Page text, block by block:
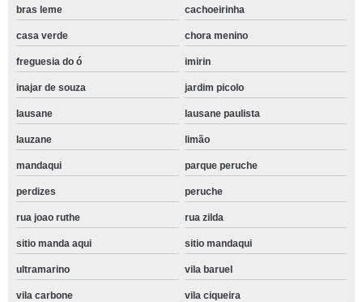
bras leme cachoeirinha
casa verde chora menino
freguesia do ó imirin
inajar de souza jardim picolo
lausane lausane paulista
lauzane limão
mandaqui parque peruche
perdizes peruche
rua joao ruthe rua zilda
sitio manda aqui sitio mandaqui
ultramarino vila baruel
vila carbone vila ciqueira